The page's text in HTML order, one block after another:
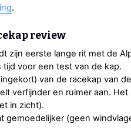
.
review
zijn eerste lange rit met de
tijd voor een test van de kap.
van de racekap van
verfijnder en ruimer aan.
in zicht).
gemoedelijker (geen